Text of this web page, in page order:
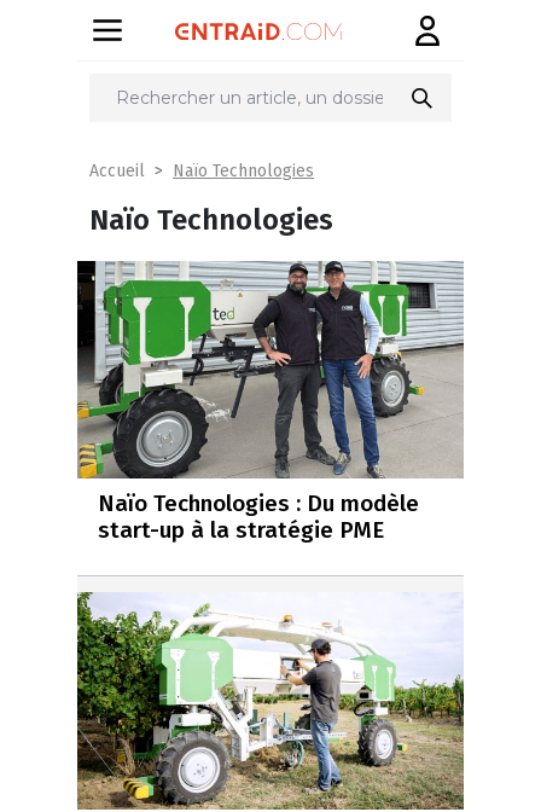
Accueil Naïo Technologies
Naïo Technologies
Naïo Technologies : Du modèle
start-up à la stratégie PME